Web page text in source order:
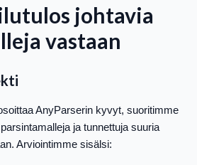
johtavia
vastaan
AnyParserin kyvyt, suoritimme
ja tunnettuja suuria
Arviointimme sisälsi: